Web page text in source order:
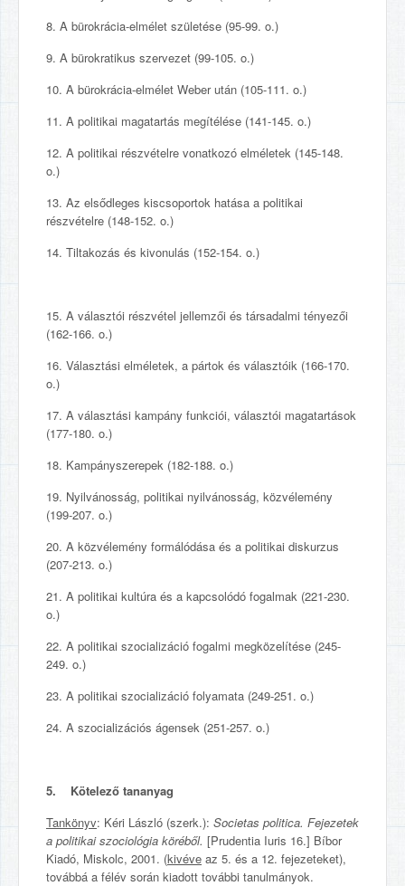
8. A bürokrácia-elmélet születése (95-99. o.)
9. A bürokratikus szervezet (99-105. o.)
10. A bürokrácia-elmélet Weber után (105-111. o.)
11. A politikai magatartás megítélése (141-145. o.)
12. A politikai részvételre vonatkozó elméletek (145-148.
o.)
13. Az elsődleges kiscsoportok hatása a politikai
részvételre (148-152. o.)
14. Tiltakozás és kivonulás (152-154. o.)
15. A választói részvétel jellemzői és társadalmi tényezői
(162-166. o.)
16. Választási elméletek, a pártok és választóik (166-170.
o.)
17. A választási kampány funkciói, választói magatartások
(177-180. o.)
18. Kampányszerepek (182-188. o.)
19. Nyilvánosság, politikai nyilvánosság, közvélemény
(199-207. o.)
20. A közvélemény formálódása és a politikai diskurzus
(207-213. o.)
21. A politikai kultúra és a kapcsolódó fogalmak (221-230.
o.)
22. A politikai szocializáció fogalmi megközelítése (245-
249. o.)
23. A politikai szocializáció folyamata (249-251. o.)
24. A szocializációs ágensek (251-257. o.)
5. Kötelező tananyag
Tankönyv: Kéri László (szerk.): Societas politica. Fejezetek
a politikai szociológia köréből. [Prudentia Iuris 16.] Bíbor
Kiadó, Miskolc, 2001. (kivéve az 5. és a 12. fejezeteket),
továbbá a félév során kiadott további tanulmányok.